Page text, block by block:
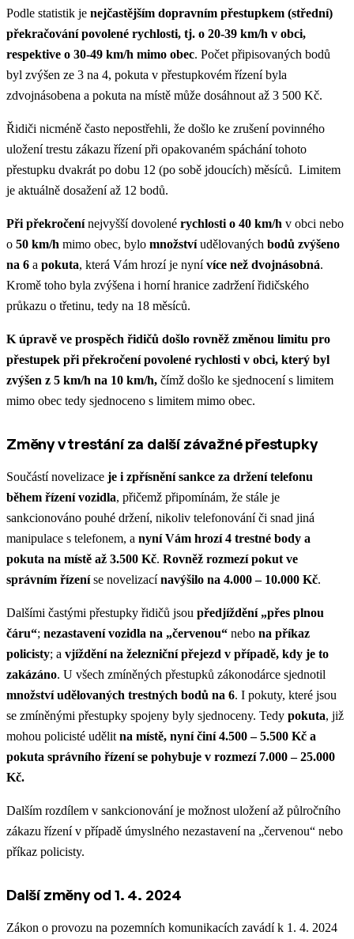
Podle statistik je nejčastějším dopravním přestupkem (střední)
překračování povolené rychlosti, tj. o 20-39 km/h v obci,
respektive o 30-49 km/h mimo obec. Počet připisovaných bodů
byl zvýšen ze 3 na 4, pokuta v přestupkovém řízení byla
zdvojnásobena a pokuta na místě může dosáhnout až 3 500 Kč.
Řidiči nicméně často nepostřehli, že došlo ke zrušení povinného
uložení trestu zákazu řízení při opakovaném spáchání tohoto
přestupku dvakrát po dobu 12 (po sobě jdoucích) měsíců. Limitem
je aktuálně dosažení až 12 bodů.
Při překročenínejvyšší dovolené rychlosti o 40 km/h v obci nebo
o 50 km/h mimo obec, bylo množstvíudělovaných bodů zvýšeno
na 6 a pokuta, která Vám hrozí je nynívíce než dvojnásobná.
Kromě toho byla zvýšena i horní hranice zadržení řidičského
průkazu o třetinu, tedy na 18 měsíců.
K úpravě ve prospěch řidičů došlo rovněž změnou limitu pro
přestupek při překročení povolené rychlosti v obci, který byl
zvýšen z 5 km/h na 10 km/h, čímž došlo ke sjednocení s limitem
mimo obec tedy sjednoceno s limitem mimo obec.
Změny v trestání za další závažné přestupky
Součástí novelizace je i zpřísnění sankce za držení telefonu
během řízení vozidla, přičemž připomínám, že stále je
sankcionováno pouhé držení, nikoliv telefonování či snad jiná
manipulace s telefonem, a nyní Vám hrozí 4 trestné body a
pokuta na místě až 3.500 Kč. Rovněž rozmezí pokut ve
správním řízeníse novelizacínavýšilo na 4.000 – 10.000 Kč.
Dalšími častými přestupky řidičů jsou předjíždění „přes plnou
čáru“; nezastavení vozidla na „červenou“ nebo na příkaz
policisty; a vjíždění na železniční přejezd v případě, kdy je to
zakázáno. U všech zmíněných přestupků zákonodárce sjednotil
množství udělovaných trestných bodů na 6. I pokuty, které jsou
se zmíněnými přestupky spojeny byly sjednoceny. Tedy pokuta, již
mohou policisté udělit na místě, nyní činí 4.500 – 5.500 Kč a
pokuta správního řízení se pohybuje v rozmezí 7.000 – 25.000
Kč.
Dalším rozdílem v sankcionování je možnost uložení až půlročního
zákazu řízení v případě úmyslného nezastavení na „červenou“ nebo
příkaz policisty.
Další změny od 1. 4. 2024
Zákon o provozu na pozemních komunikacích zavádí k 1. 4. 2024